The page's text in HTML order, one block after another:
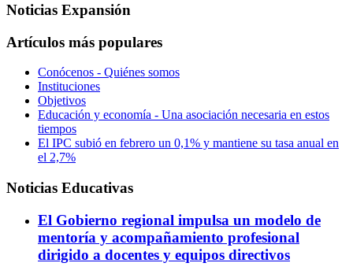
Noticias Expansión
Artículos más populares
Conócenos - Quiénes somos
Instituciones
Objetivos
Educación y economía - Una asociación necesaria en estos
tiempos
El IPC subió en febrero un 0,1% y mantiene su tasa anual en
el 2,7%
Noticias Educativas
El Gobierno regional impulsa un modelo de
mentoría y acompañamiento profesional
dirigido a docentes y equipos directivos